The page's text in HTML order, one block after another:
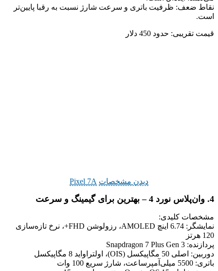
نقاط ضعف: ظرفیت باتری و سرعت شارژ نسبت به رقبا پایین‌تر
است.
قیمت تقریبی: حدود 450 دلار
دیدن مشخصات Pixel 7A
4. وان‌پلاس نورد 4 – بهترین برای گیمینگ و سرعت
مشخصات کلیدی:
نمایشگر: 6.74 اینچ AMOLED، رزولوشن FHD+، نرخ تازه‌سازی
120 هرتز
پردازنده: Snapdragon 7 Plus Gen 3
دوربین: اصلی 50 مگاپیکسل (OIS)، اولتراواید 8 مگاپیکسل
باتری: 5500 میلی‌آمپرساعت، شارژ سریع 100 وات